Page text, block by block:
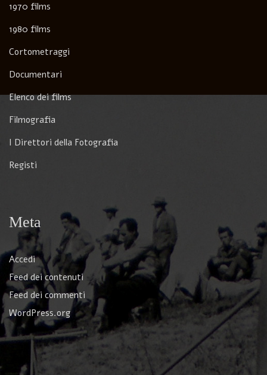
1970 films
1980 films
Cortometraggi
Documentari
Elenco dei films
Filmografia
I Direttori della Fotografia
Registi
Meta
Accedi
Feed dei contenuti
Feed dei commenti
WordPress.org